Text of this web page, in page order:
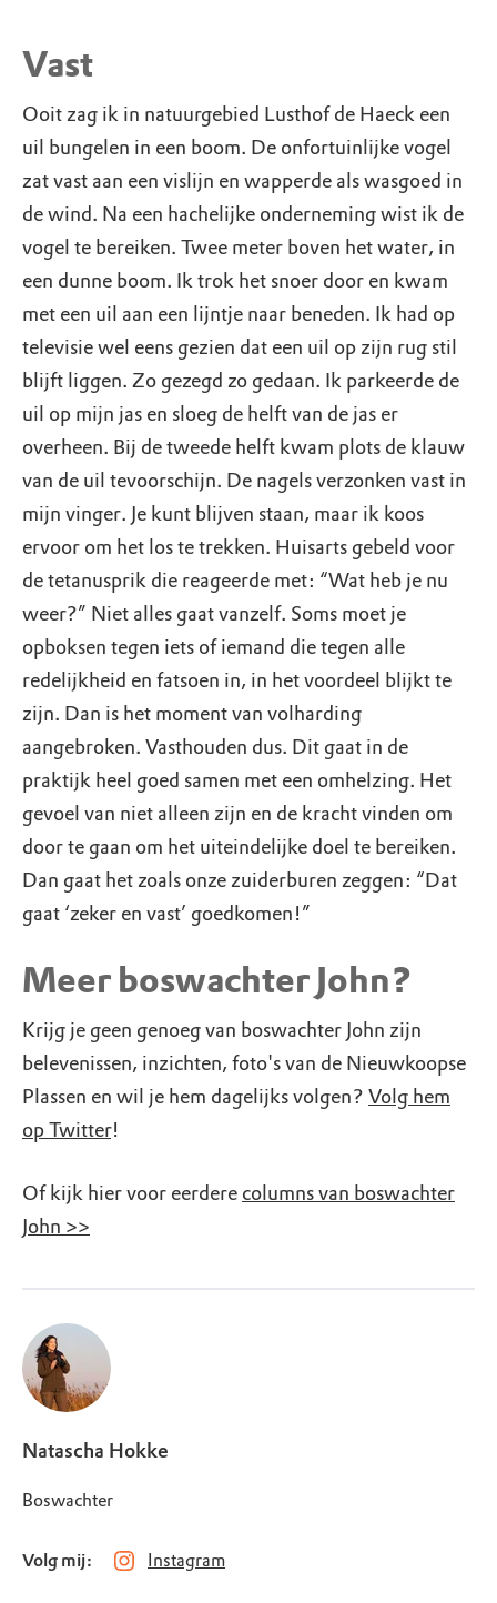
Vast
Ooit zag ik in natuurgebied Lusthof de Haeck een
uil bungelen in een boom. De onfortuinlijke vogel
zat vast aan een vislijn en wapperde als wasgoed in
de wind. Na een hachelijke onderneming wist ik de
vogel te bereiken. Twee meter boven het water, in
een dunne boom. Ik trok het snoer door en kwam
met een uil aan een lijntje naar beneden. Ik had op
televisie wel eens gezien dat een uil op zijn rug stil
blijft liggen. Zo gezegd zo gedaan. Ik parkeerde de
uil op mijn jas en sloeg de helft van de jas er
overheen. Bij de tweede helft kwam plots de klauw
van de uil tevoorschijn. De nagels verzonken vast in
mijn vinger. Je kunt blijven staan, maar ik koos
ervoor om het los te trekken. Huisarts gebeld voor
de tetanusprik die reageerde met: “Wat heb je nu
weer?” Niet alles gaat vanzelf. Soms moet je
opboksen tegen iets of iemand die tegen alle
redelijkheid en fatsoen in, in het voordeel blijkt te
zijn. Dan is het moment van volharding
aangebroken. Vasthouden dus. Dit gaat in de
praktijk heel goed samen met een omhelzing. Het
gevoel van niet alleen zijn en de kracht vinden om
door te gaan om het uiteindelijke doel te bereiken.
Dan gaat het zoals onze zuiderburen zeggen: “Dat
gaat ‘zeker en vast’ goedkomen!”
Meer boswachter John?
Krijg je geen genoeg van boswachter John zijn
belevenissen, inzichten, foto's van de Nieuwkoopse
Plassen en wil je hem dagelijks volgen? Volg hem
op Twitter!
Of kijk hier voor eerdere columns van boswachter
John >>
Natascha Hokke
Boswachter
Volg mij: Instagram